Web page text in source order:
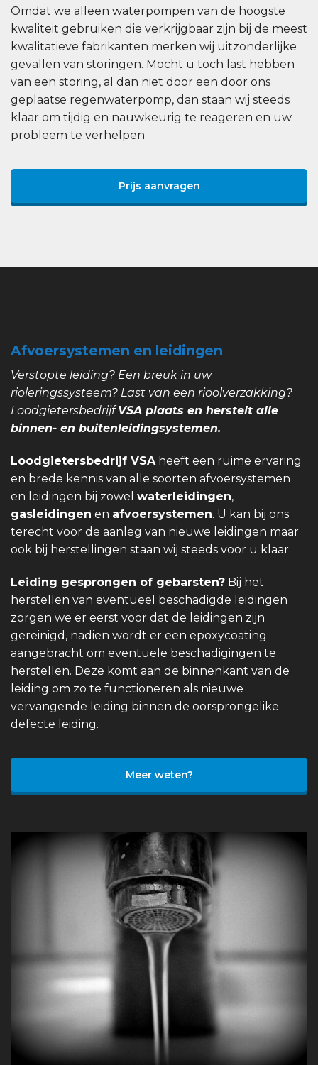
Omdat we alleen waterpompen van de hoogste
kwaliteit gebruiken die verkrijgbaar zijn bij de meest
kwalitatieve fabrikanten merken wij uitzonderlijke
gevallen van storingen. Mocht u toch last hebben
van een storing, al dan niet door een door ons
geplaatse regenwaterpomp, dan staan ​​wij steeds
klaar om tijdig en nauwkeurig te reageren en uw
probleem te verhelpen
Prijs aanvragen
Afvoersystemen en leidingen
Verstopte leiding? Een breuk in uw
rioleringssysteem? Last van een rioolverzakking?
LoodgietersbedrijfVSA plaats en herstelt alle
binnen- en buitenleidingsystemen.
Loodgietersbedrijf VSA heeft een ruime ervaring
en brede kennis van alle soorten afvoersystemen
en leidingen bij zowel waterleidingen,
gasleidingen en afvoersystemen. U kan bij ons
terecht voor de aanleg van nieuwe leidingen maar
ook bij herstellingen staan wij steeds voor u klaar.
Leiding gesprongen of gebarsten? Bij het
herstellen van eventueel beschadigde leidingen
zorgen we er eerst voor dat de leidingen zijn
gereinigd, nadien wordt er een epoxycoating
aangebracht om eventuele beschadigingen te
herstellen. Deze komt aan de binnenkant van de
leiding om zo te functioneren als nieuwe
vervangende leiding binnen de oorsprongelike
defecte leiding.
Meer weten?